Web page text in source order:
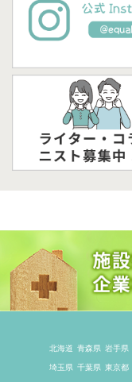
北海道 青森県 岩手県
埼玉県 千葉県 東京都